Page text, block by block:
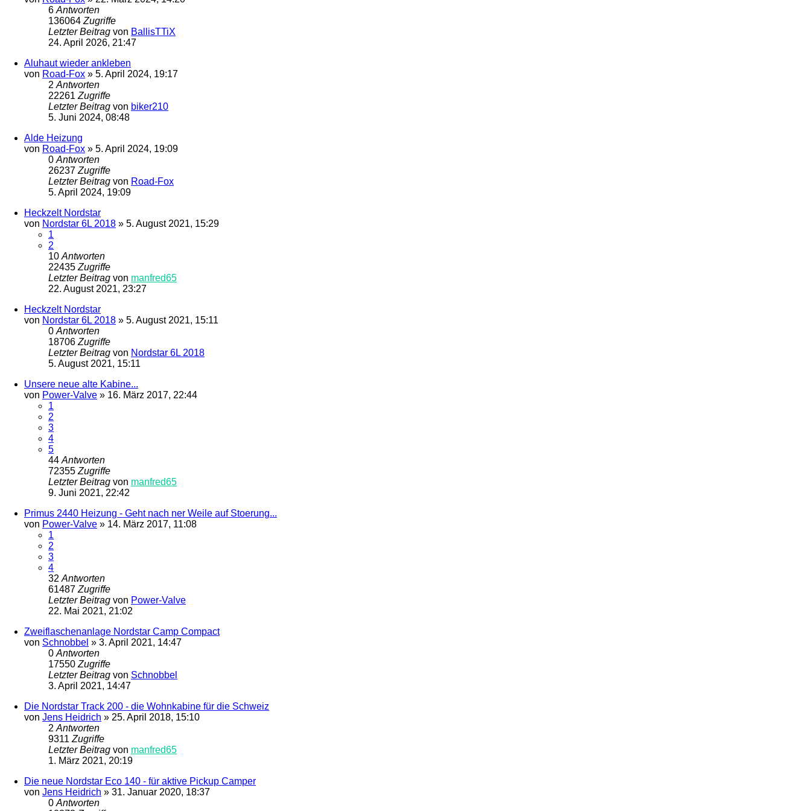
6 Antworten
136064 Zugriffe
Letzter Beitrag von BallisTTiX
24. April 2026, 21:47
Aluhaut wieder ankleben
von Road-Fox » 5. April 2024, 19:17
2 Antworten
22261 Zugriffe
Letzter Beitrag von biker210
5. Juni 2024, 08:48
Alde Heizung
von Road-Fox » 5. April 2024, 19:09
0 Antworten
26237 Zugriffe
Letzter Beitrag von Road-Fox
5. April 2024, 19:09
Heckzelt Nordstar
von Nordstar 6L 2018 » 5. August 2021, 15:29
1
2
10 Antworten
22435 Zugriffe
Letzter Beitrag von manfred65
22. August 2021, 23:27
Heckzelt Nordstar
von Nordstar 6L 2018 » 5. August 2021, 15:11
0 Antworten
18706 Zugriffe
Letzter Beitrag von Nordstar 6L 2018
5. August 2021, 15:11
Unsere neue alte Kabine...
von Power-Valve » 16. März 2017, 22:44
1
2
3
4
5
44 Antworten
72355 Zugriffe
Letzter Beitrag von manfred65
9. Juni 2021, 22:42
Primus 2440 Heizung - Geht nach ner Weile auf Stoerung...
von Power-Valve » 14. März 2017, 11:08
1
2
3
4
32 Antworten
61487 Zugriffe
Letzter Beitrag von Power-Valve
22. Mai 2021, 21:02
Zweiflaschenanlage Nordstar Camp Compact
von Schnobbel » 3. April 2021, 14:47
0 Antworten
17550 Zugriffe
Letzter Beitrag von Schnobbel
3. April 2021, 14:47
Die Nordstar Track 200 - die Wohnkabine für die Schweiz
von Jens Heidrich » 25. April 2018, 15:10
2 Antworten
9311 Zugriffe
Letzter Beitrag von manfred65
1. März 2021, 20:19
Die neue Nordstar Eco 140 - für aktive Pickup Camper
von Jens Heidrich » 31. Januar 2020, 18:37
0 Antworten